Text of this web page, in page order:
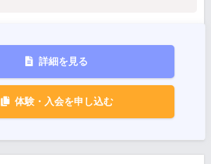
詳細を見る
体験・入会を申し込む